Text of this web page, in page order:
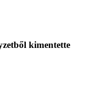
kimentette